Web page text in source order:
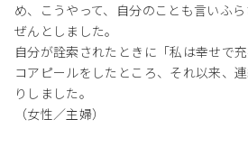
め、こうやって、自分のことも言いふ
ぜんとしました。
自分が詮索されたときに「私は幸せで
コアピールをしたところ、それ以来、
りしました。
（女性／主婦）